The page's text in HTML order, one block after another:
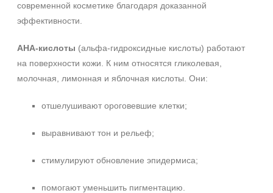
Назначение против
Воспаление
Гиперкератоз
Показать еще
Результат
Сияние
Область применения
современной косметике благодаря доказанной
эффективности.
AHA-кислоты (альфа-гидроксидные кислоты) работают
на поверхности кожи. К ним относятся гликолевая,
молочная, лимонная и яблочная кислоты. Они:
отшелушивают ороговевшие клетки;
выравнивают тон и рельеф;
стимулируют обновление эпидермиса;
помогают уменьшить пигментацию.